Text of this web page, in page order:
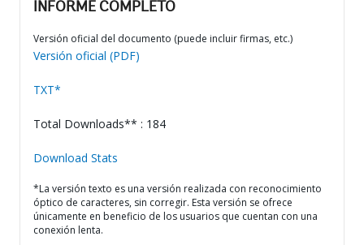
INFORME COMPLETO
Versión oficial del documento (puede incluir firmas, etc.)
Versión oficial (PDF)
TXT*
Total Downloads** : 184
Download Stats
*La versión texto es una versión realizada con reconocimiento
óptico de caracteres, sin corregir. Esta versión se ofrece
únicamente en beneficio de los usuarios que cuentan con una
conexión lenta.